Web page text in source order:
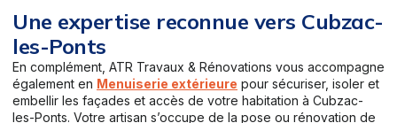
Une expertise reconnue vers Cubzac-
les-Ponts
En complément, ATR Travaux & Rénovations vous accompagne
également en Menuiserie extérieure pour sécuriser, isoler et
embellir les façades et accès de votre habitation à Cubzac-
les-Ponts. Votre artisan s’occupe de la pose ou rénovation de